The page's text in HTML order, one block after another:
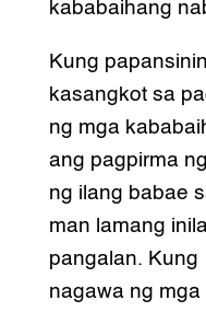
kababaihang
Kung
kasangkot sa
ng mga
ang pagpirma
ng ilang babae
man lamang
pangalan. Kung
nagawa ng